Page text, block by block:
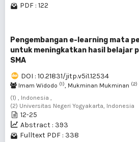
PDF : 122
Pengembangan e-learning mata
untuk meningkatkan hasil belajar
SMA
DOI : 10.21831/jitp.v5i1.12534
Imam Widodo (1), Mukminan Mukminan (2)
(1) , Indonesia ,
(2) Universitas Negeri Yogyakarta, Indonesia
12-25
Abstract : 393
Fulltext PDF : 338